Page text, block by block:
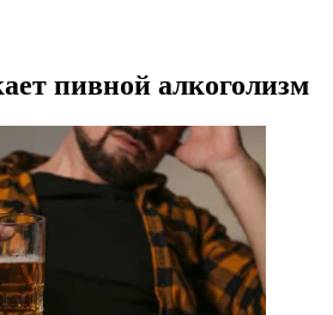
пивной алкоголизм